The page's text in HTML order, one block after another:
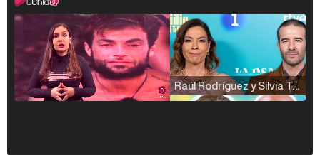
Raúl Rodríguez y Silvia Taulés nos cuentan su papel en 'La familia de la tele'